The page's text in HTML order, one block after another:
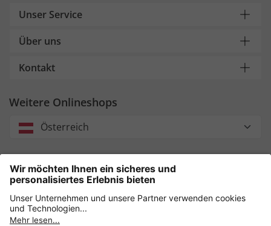
Unser Service
Über uns
Kontakt
Weitere Onlineshops
Österreich
Unsere Zahlungsarten
Sicher einkaufen mit